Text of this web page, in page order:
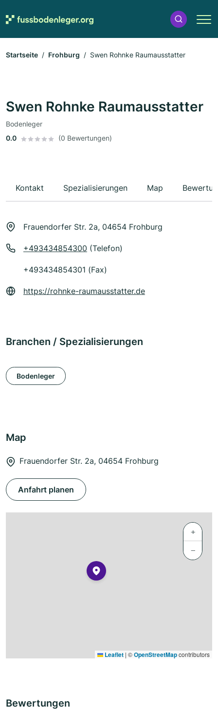
Startseite Frohburg Swen Rohnke Raumausstatter
Swen Rohnke Raumausstatter
Bodenleger
0.0
(0 Bewertungen)
Kontakt Spezialisierungen Map
Frauendorfer Str. 2a, 04654 Frohburg
+493434854300 (Telefon)
+493434854301 (Fax)
https://rohnke-raumausstatter.de
Branchen / Spezialisierungen
Bodenleger
Map
Frauendorfer Str. 2a, 04654 Frohburg
Anfahrt planen
+
−
Leaflet | ©OpenStreetMapcontributors
Bewertungen